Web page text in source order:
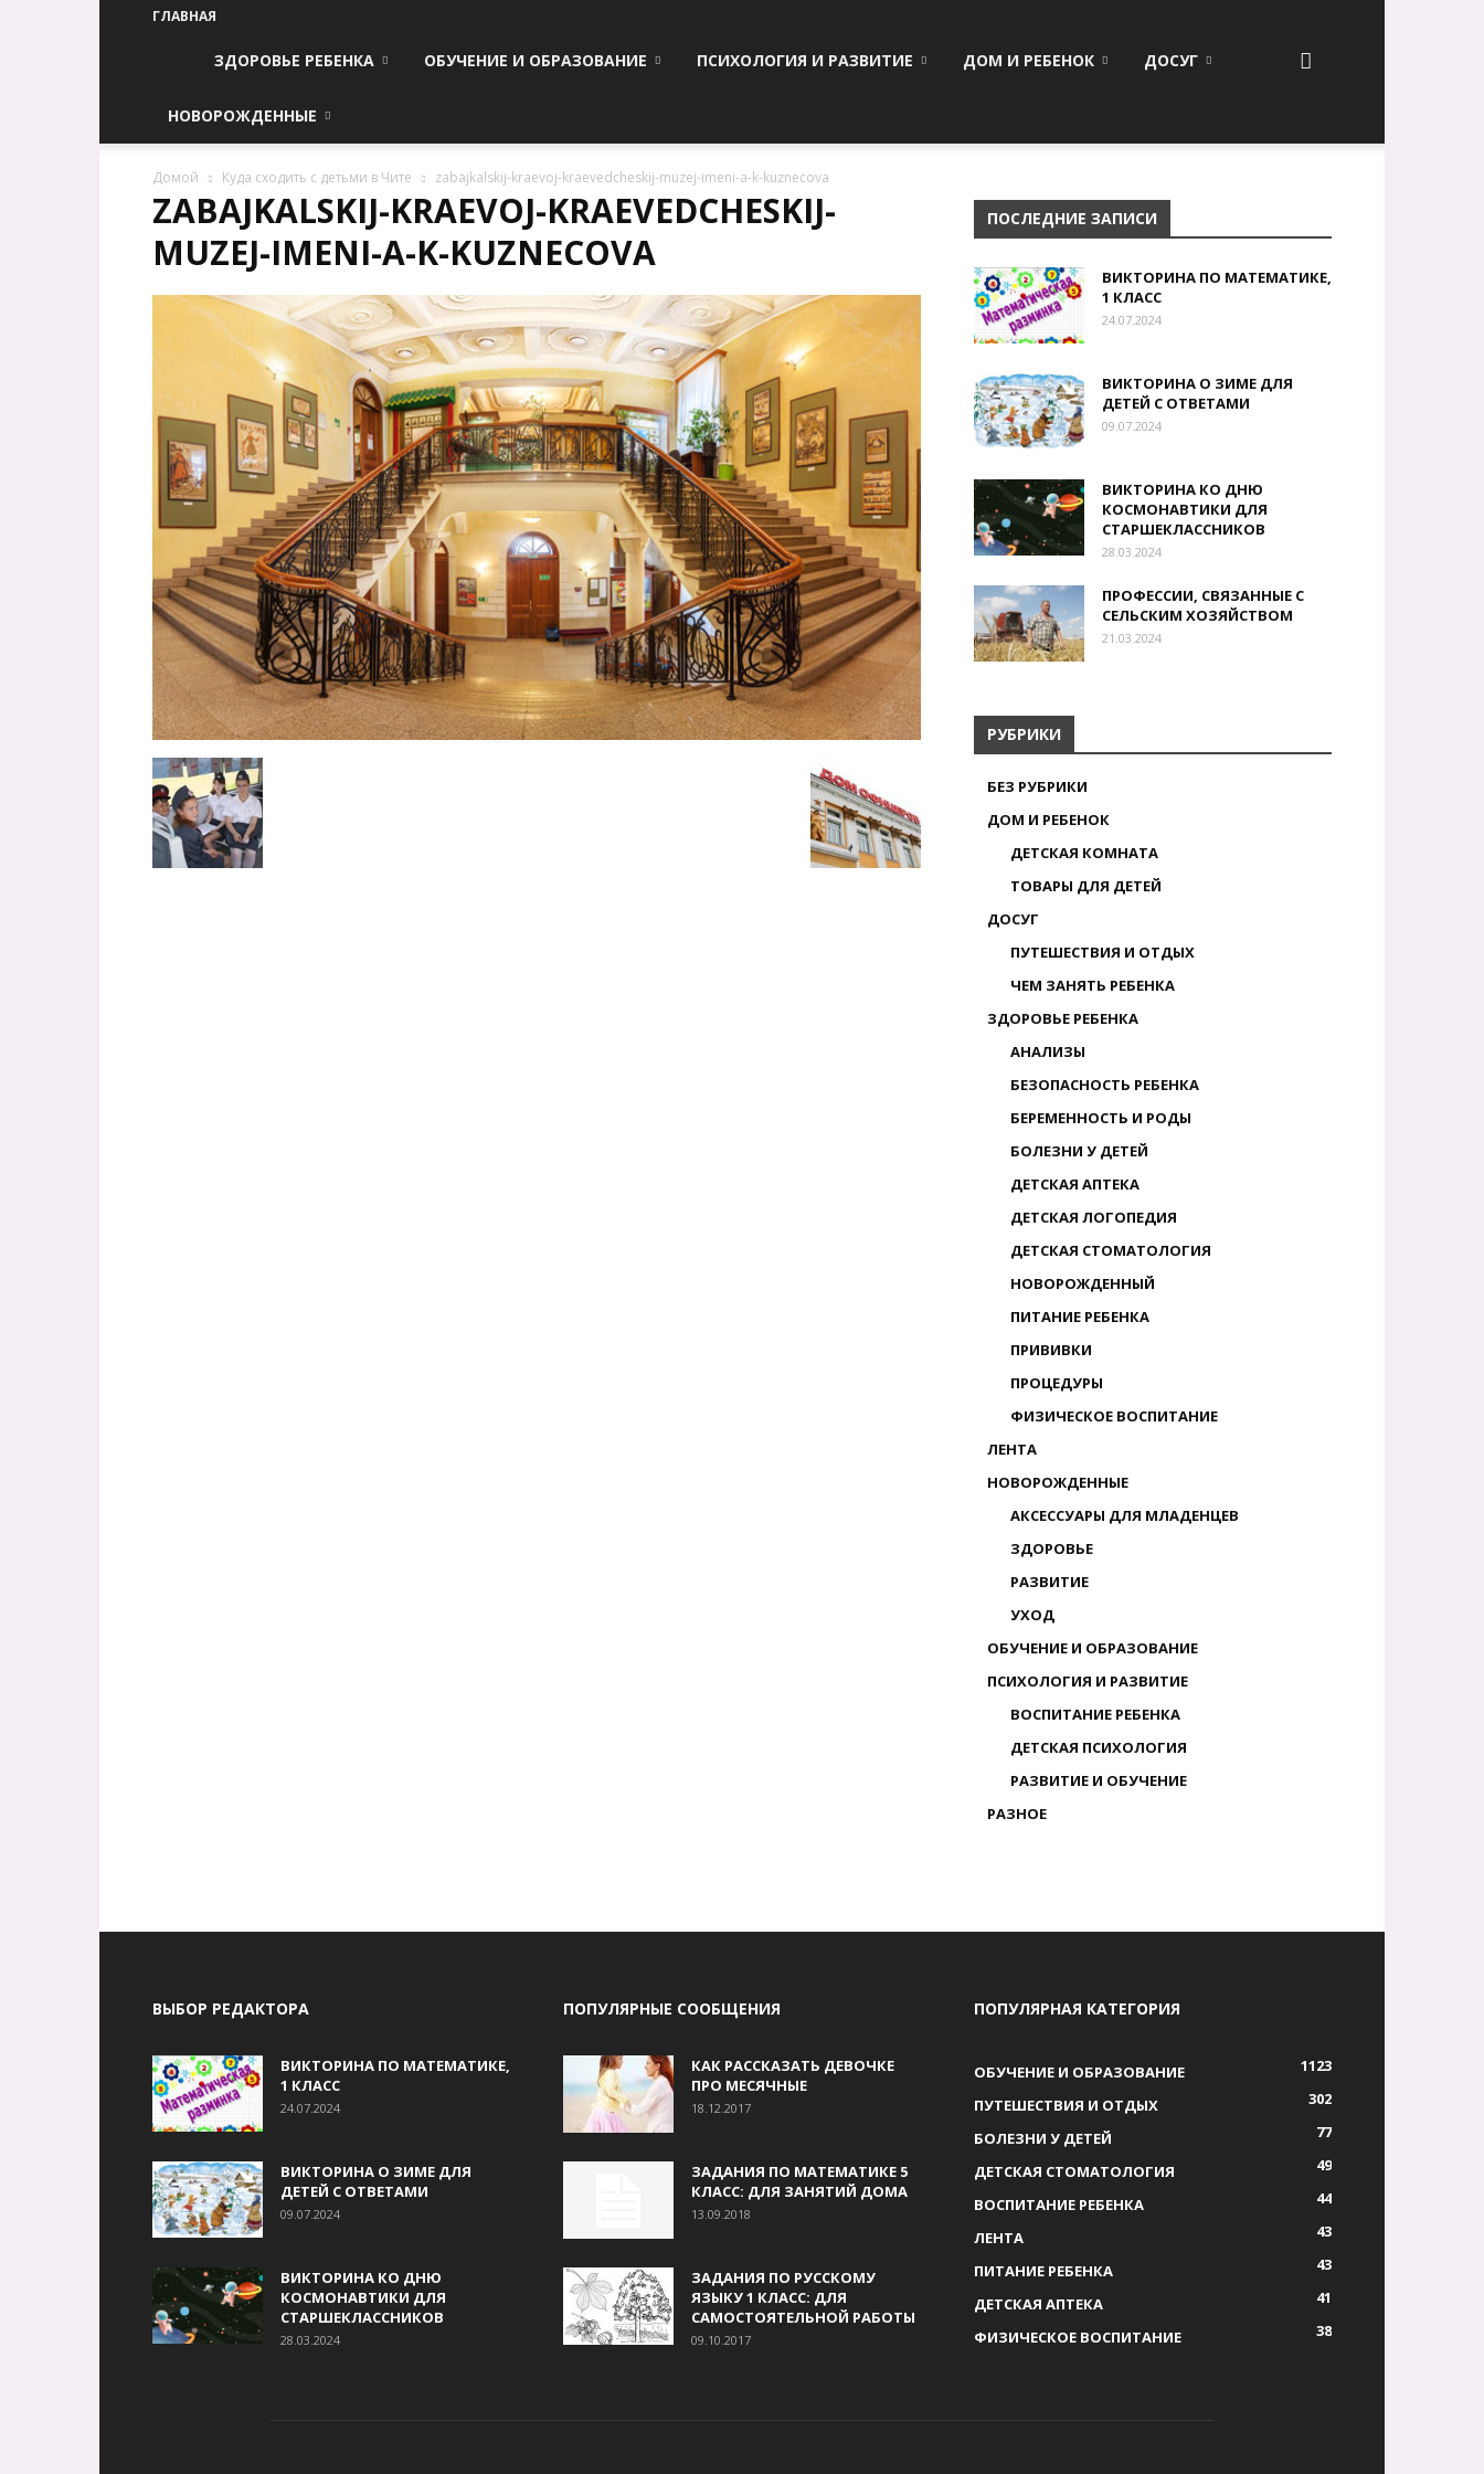
ГЛАВНАЯ
ЗДОРОВЬЕ РЕБЕНКА ОБУЧЕНИЕ И ОБРАЗОВАНИЕ ПСИХОЛОГИЯ И РАЗВИТИЕ ДОМ И РЕБЕНОК ДОСУГ
НОВОРОЖДЕННЫЕ
Домой Куда сходить с детьми в Чите zabajkalskij-kraevoj-kraevedcheskij-muzej-imeni-a-k-kuznecova
ZABAJKALSKIJ-KRAEVOJ-KRAEVEDCHESKIJ-
MUZEJ-IMENI-A-K-KUZNECOVA
ПОСЛЕДНИЕ ЗАПИСИ
ВИКТОРИНА ПО МАТЕМАТИКЕ,
1 КЛАСС
24.07.2024
ВИКТОРИНА О ЗИМЕ ДЛЯ
ДЕТЕЙ С ОТВЕТАМИ
09.07.2024
ВИКТОРИНА КО ДНЮ
КОСМОНАВТИКИ ДЛЯ
СТАРШЕКЛАССНИКОВ
28.03.2024
ПРОФЕССИИ, СВЯЗАННЫЕ С
СЕЛЬСКИМ ХОЗЯЙСТВОМ
21.03.2024
РУБРИКИ
БЕЗ РУБРИКИ
ДОМ И РЕБЕНОК
ДЕТСКАЯ КОМНАТА
ТОВАРЫ ДЛЯ ДЕТЕЙ
ДОСУГ
ПУТЕШЕСТВИЯ И ОТДЫХ
ЧЕМ ЗАНЯТЬ РЕБЕНКА
ЗДОРОВЬЕ РЕБЕНКА
АНАЛИЗЫ
БЕЗОПАСНОСТЬ РЕБЕНКА
БЕРЕМЕННОСТЬ И РОДЫ
БОЛЕЗНИ У ДЕТЕЙ
ДЕТСКАЯ АПТЕКА
ДЕТСКАЯ ЛОГОПЕДИЯ
ДЕТСКАЯ СТОМАТОЛОГИЯ
НОВОРОЖДЕННЫЙ
ПИТАНИЕ РЕБЕНКА
ПРИВИВКИ
ПРОЦЕДУРЫ
ФИЗИЧЕСКОЕ ВОСПИТАНИЕ
ЛЕНТА
НОВОРОЖДЕННЫЕ
АКСЕССУАРЫ ДЛЯ МЛАДЕНЦЕВ
ЗДОРОВЬЕ
РАЗВИТИЕ
УХОД
ОБУЧЕНИЕ И ОБРАЗОВАНИЕ
ПСИХОЛОГИЯ И РАЗВИТИЕ
ВОСПИТАНИЕ РЕБЕНКА
ДЕТСКАЯ ПСИХОЛОГИЯ
РАЗВИТИЕ И ОБУЧЕНИЕ
РАЗНОЕ
ВЫБОР РЕДАКТОРА
ВИКТОРИНА ПО МАТЕМАТИКЕ,
1 КЛАСС
24.07.2024
ВИКТОРИНА О ЗИМЕ ДЛЯ
ДЕТЕЙ С ОТВЕТАМИ
09.07.2024
ВИКТОРИНА КО ДНЮ
КОСМОНАВТИКИ ДЛЯ
СТАРШЕКЛАССНИКОВ
28.03.2024
ПОПУЛЯРНЫЕ СООБЩЕНИЯ
КАК РАССКАЗАТЬ ДЕВОЧКЕ
ПРО МЕСЯЧНЫЕ
18.12.2017
ЗАДАНИЯ ПО МАТЕМАТИКЕ 5
КЛАСС: ДЛЯ ЗАНЯТИЙ ДОМА
13.09.2018
ЗАДАНИЯ ПО РУССКОМУ
ЯЗЫКУ 1 КЛАСС: ДЛЯ
САМОСТОЯТЕЛЬНОЙ РАБОТЫ
09.10.2017
ПОПУЛЯРНАЯ КАТЕГОРИЯ
ОБУЧЕНИЕ И ОБРАЗОВАНИЕ
1123
ПУТЕШЕСТВИЯ И ОТДЫХ
302
БОЛЕЗНИ У ДЕТЕЙ
77
ДЕТСКАЯ СТОМАТОЛОГИЯ
49
ВОСПИТАНИЕ РЕБЕНКА
44
ЛЕНТА
43
ПИТАНИЕ РЕБЕНКА
43
ДЕТСКАЯ АПТЕКА
41
ФИЗИЧЕСКОЕ ВОСПИТАНИЕ
38